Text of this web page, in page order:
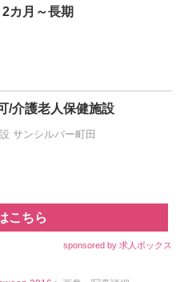
カ月～長期
/介護老人保健施設
サンシルバー町田
こちら
sponsored by 求人ボックス